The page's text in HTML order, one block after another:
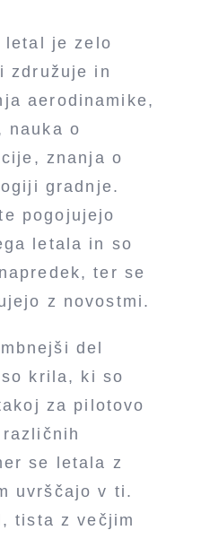
letal je zelo
združuje in
aerodinamike,
nauka o
znanja o
gradnje.
pogojujejo
letala in so
ter se
z novostmi.
del
krila, ki so
za pilotovo
se letala z
uvrščajo v ti.
tista z večjim